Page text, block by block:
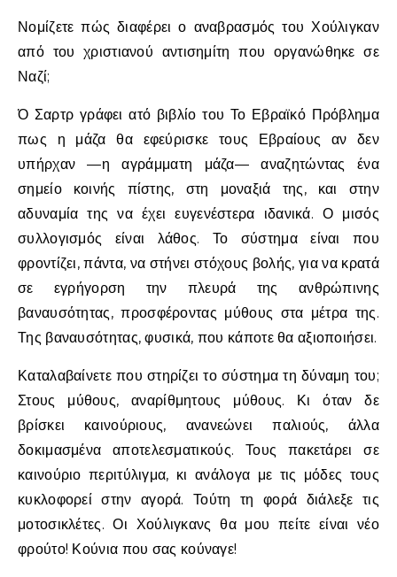
Νομίζετε πώς διαφέρει ο αναβρασμός του Χούλιγκαν
από του χριστιανού αντισημίτη που οργανώθηκε σε
Ναζί;
Ό Σαρτρ γράφει ατό βιβλίο του Το Εβραϊκό Πρόβλημα
πως η μάζα θα εφεύρισκε τους Εβραίους αν δεν
υπήρχαν —η αγράμματη μάζα— αναζητώντας ένα
σημείο κοινής πίστης, στη μοναξιά της, και στην
αδυναμία της να έχει ευγενέστερα ιδανικά. Ο μισός
συλλογισμός είναι λάθος. Το σύστημα είναι που
φροντίζει, πάντα, να στήνει στόχους βολής, για να κρατά
σε εγρήγορση την πλευρά της ανθρώπινης
βαναυσότητας, προσφέροντας μύθους στα μέτρα της.
Της βαναυσότητας, φυσικά, που κάποτε θα αξιοποιήσει.
Καταλαβαίνετε που στηρίζει το σύστημα τη δύναμη του;
Στους μύθους, αναρίθμητους μύθους. Κι όταν δε
βρίσκει καινούριους, ανανεώνει παλιούς, άλλα
δοκιμασμένα αποτελεσματικούς. Τους πακετάρει σε
καινούριο περιτύλιγμα, κι ανάλογα με τις μόδες τους
κυκλοφορεί στην αγορά. Τούτη τη φορά διάλεξε τις
μοτοσικλέτες. Οι Χούλιγκανς θα μου πείτε είναι νέο
φρούτο! Κούνια που σας κούναγε!